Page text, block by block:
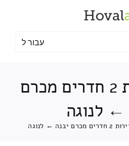
עבור ל
הובלה דירות 2 חדרים מכרם
← לנוגה
יבנה ← לנוגה